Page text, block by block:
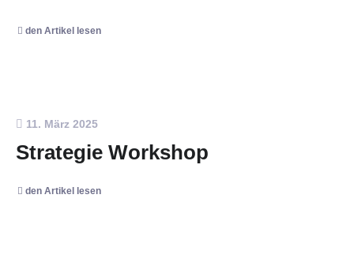
den Artikel lesen
11. März 2025
Strategie Workshop
den Artikel lesen